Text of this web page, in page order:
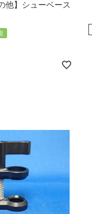
他】シューベース